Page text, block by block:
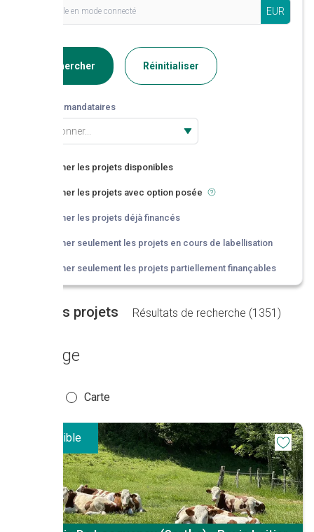
EUR
Rechercher Réinitialiser
Liste des mandataires
Sélectionner...
Afficher les projets disponibles
Afficher les projets avec option posée
Afficher les projets déjà financés
Afficher seulement les projets en cours de labellisation
Afficher seulement les projets partiellement finançables
Liste des projets Résultats de recherche (1351 )
Affichage
Carte
Disponible